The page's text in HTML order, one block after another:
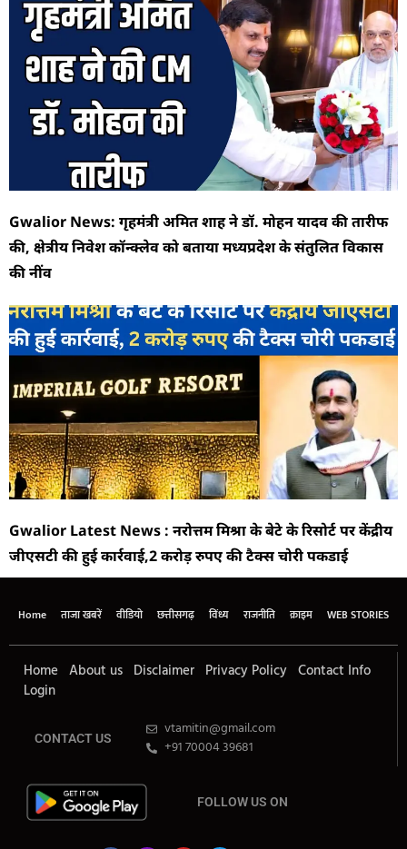
Gwalior News: गृहमंत्री अमित शाह ने डॉ. मोहन यादव की तारीफ
की, क्षेत्रीय निवेश कॉन्क्लेव को बताया मध्यप्रदेश के संतुलित विकास
की नींव
Gwalior Latest News : नरोत्तम मिश्रा के बेटे के रिसोर्ट पर केंद्रीय
जीएसटी की हुई कार्रवाई,2 करोड़ रुपए की टैक्स चोरी पकडाई
Home ताजा खबरें वीडियो छत्तीसगढ़ विंध्य राजनीति क्राइम WEB STORIES
Home About us Disclaimer Privacy Policy Contact Info
Login
CONTACT US
vtamitin@gmail.com
+91 70004 39681
FOLLOW US ON